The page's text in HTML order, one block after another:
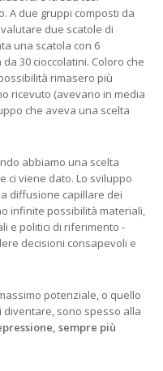
A due gruppi composti da
due scatole di
una scatola con 6
30 cioccolatini. Coloro che
rimasero più
ricevuto (avevano in media
che aveva una scelta
abbiamo una scelta
ci viene dato. Lo sviluppo
diffusione capillare dei
infinite possibilità materiali,
e politici di riferimento -
decisioni consapevoli e
potenziale, o quello
diventare, sono spesso alla
sempre più